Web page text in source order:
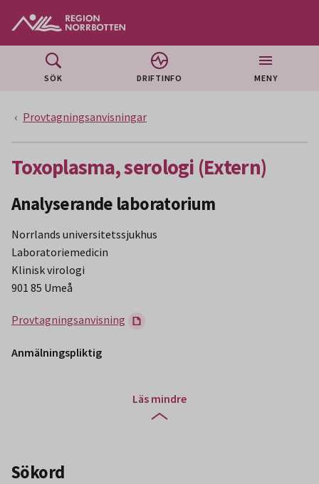
SÖK DRIFTINFO MENY
Provtagningsanvisningar
Toxoplasma, serologi (Extern)
Analyserande laboratorium
Norrlands universitetssjukhus
Laboratoriemedicin
Klinisk virologi
901 85 Umeå
Provtagningsanvisning
Anmälningspliktig
Läs mindre
Sökord